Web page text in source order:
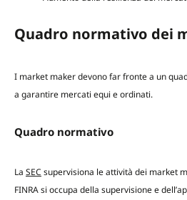
Quadro normativo dei
I market maker devono far fronte a un
a garantire mercati equi e ordinati.
Quadro normativo
La SEC supervisiona le attività dei market
FINRA si occupa della supervisione e